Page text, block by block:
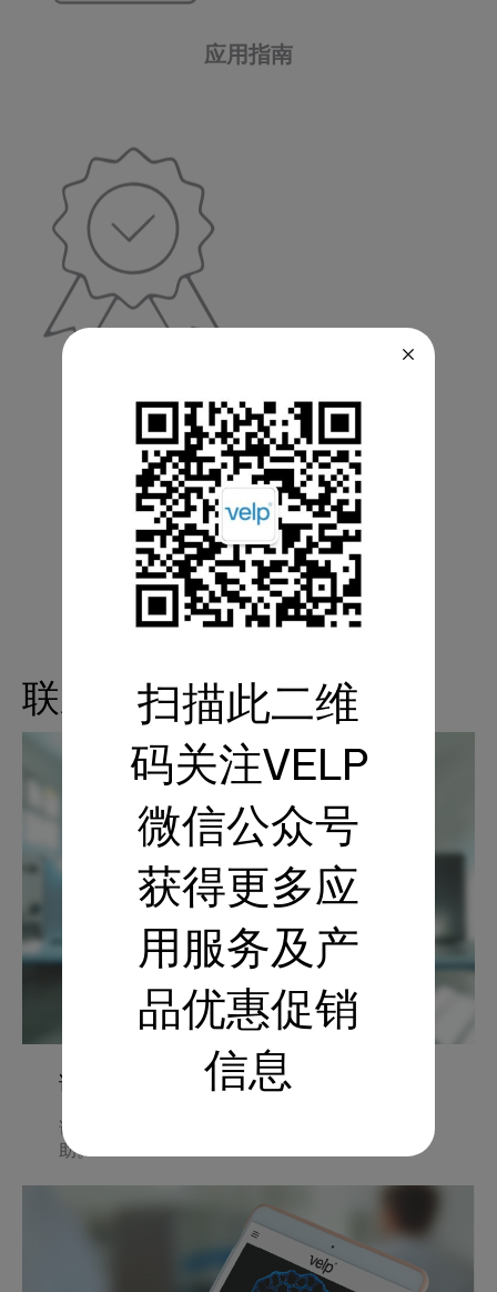
应用指南
资格证书
联系我们
请给我们留言!
请联系我们的专家，我们将非常乐意为您提供帮
助。
扫描此二维
码关注VELP
微信公众号
获得更多应
用服务及产
品优惠促销
信息